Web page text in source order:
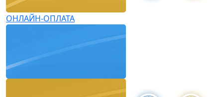
ОНЛАЙН-ОПЛАТА